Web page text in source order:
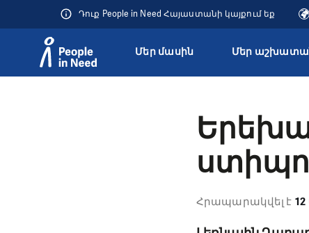
Դուք People in Need Հայաստանի կայքում եք
Մեր մասին Մեր
Հրապարակվել է